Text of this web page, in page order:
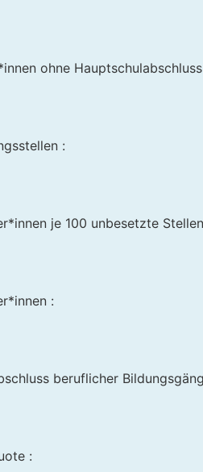
ohne
:
je 100 unbesetzte
:
beruflicher
: